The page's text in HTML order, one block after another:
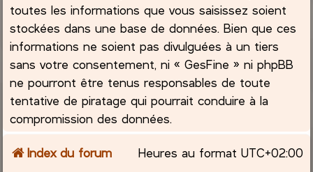
toutes les informations que vous saisissez soient
stockées dans une base de données. Bien que ces
informations ne soient pas divulguées à un tiers
sans votre consentement, ni « GesFine » ni phpBB
ne pourront être tenus responsables de toute
tentative de piratage qui pourrait conduire à la
compromission des données.
Index du forum Heures au format UTC+02:00